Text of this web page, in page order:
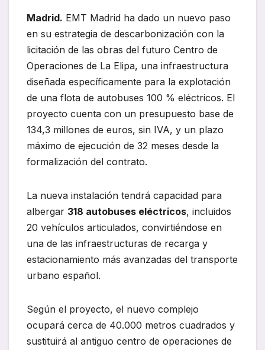
Madrid. EMT Madrid ha dado un nuevo paso
en su estrategia de descarbonización con la
licitación de las obras del futuro Centro de
Operaciones de La Elipa, una infraestructura
diseñada específicamente para la explotación
de una flota de autobuses 100 % eléctricos. El
proyecto cuenta con un presupuesto base de
134,3 millones de euros, sin IVA, y un plazo
máximo de ejecución de 32 meses desde la
formalización del contrato.
La nueva instalación tendrá capacidad para
albergar 318 autobuses eléctricos, incluidos
20 vehículos articulados, convirtiéndose en
una de las infraestructuras de recarga y
estacionamiento más avanzadas del transporte
urbano español.
Según el proyecto, el nuevo complejo
ocupará cerca de 40.000 metros cuadrados y
sustituirá al antiguo centro de operaciones de